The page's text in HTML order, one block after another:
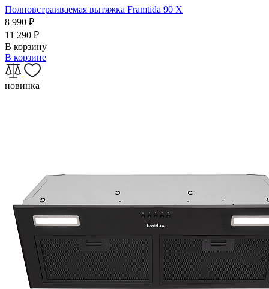
Полновстраиваемая вытяжка Framtida 90 X
8 990 ₽
11 290 ₽
В корзину
В корзине
новинка